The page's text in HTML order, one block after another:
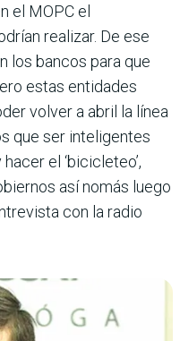
el MOPC el
realizar. De ese
los bancos para que
estas entidades
volver a abril la línea
que ser inteligentes
el ‘bicicleteo’,
así nomás luego
con la radio